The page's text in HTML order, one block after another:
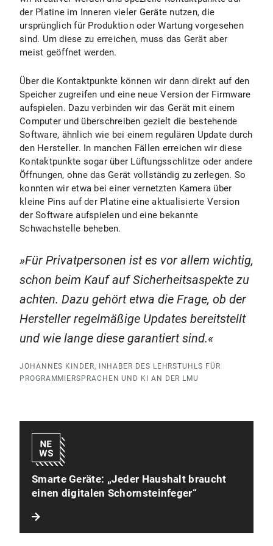
der Platine im Inneren vieler Geräte nutzen, die
ursprünglich für Produktion oder Wartung vorgesehen
sind. Um diese zu erreichen, muss das Gerät aber
meist geöffnet werden.
Über die Kontaktpunkte können wir dann direkt auf den
Speicher zugreifen und eine neue Version der Firmware
aufspielen. Dazu verbinden wir das Gerät mit einem
Computer und überschreiben gezielt die bestehende
Software, ähnlich wie bei einem regulären Update durch
den Hersteller. In manchen Fällen erreichen wir diese
Kontaktpunkte sogar über Lüftungsschlitze oder andere
Öffnungen, ohne das Gerät vollständig zu zerlegen. So
konnten wir etwa bei einer vernetzten Kamera über
kleine Pins auf der Platine eine aktualisierte Version
der Software aufspielen und eine bekannte
Schwachstelle beheben.
Für Privatpersonen ist es vor allem wichtig,
schon beim Kauf auf Sicherheitsaspekte zu
achten. Dazu gehört etwa die Frage, ob der
Hersteller regelmäßige Updates bereitstellt
und wie lange diese garantiert sind.
JOHANNES KINDER, INHABER DES LEHRSTUHLS FÜR
PROGRAMMIERSPRACHEN UND KI AN DER LMU
Smarte Geräte: „Jeder Haushalt braucht
einen digitalen Schornsteinfeger“